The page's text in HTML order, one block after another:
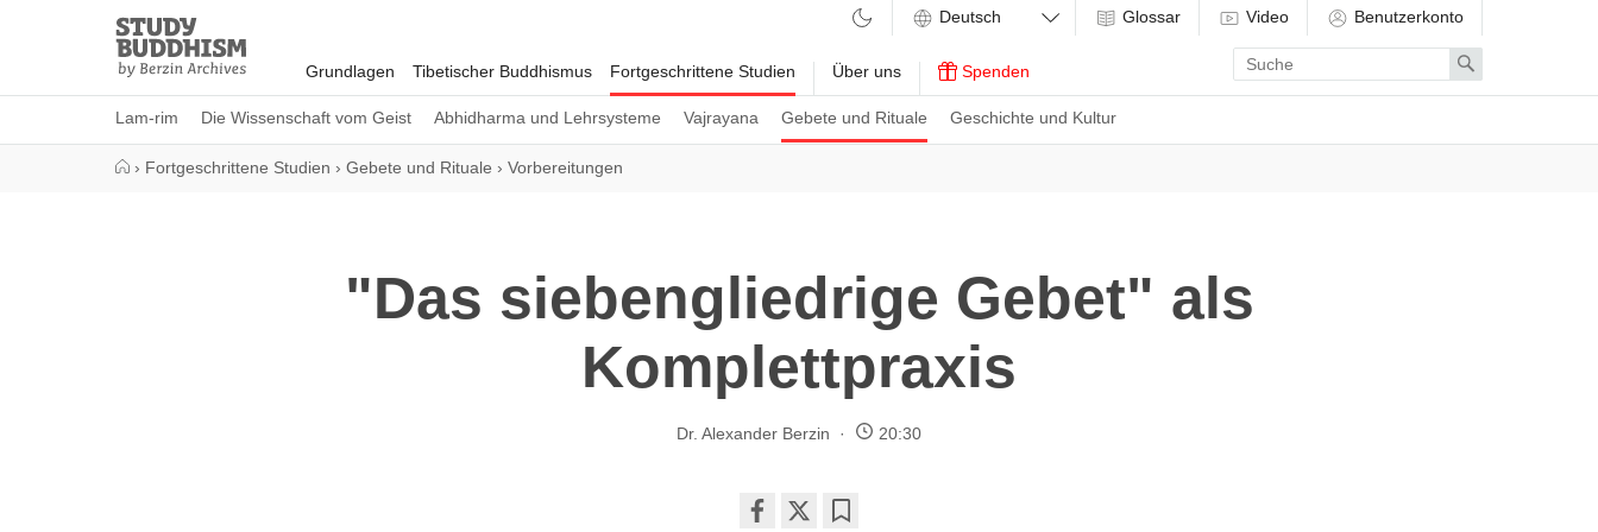
Study
Buddhism
Home
Grundlagen Tibetischer Buddhismus Fortgeschrittene Studien
Lam-rim Die Wissenschaft vom Geist Abhidharma und Lehrsysteme Vajrayana Gebete und Rituale Geschichte und Kultur
Über uns Spenden
Glossar Video Benutzerkonto
Enter
search
term
Search
› Fortgeschrittene Studien › Gebete und Rituale › Vorbereitungen
"Das siebengliedrige Gebet" als
Komplettpraxis
Dr. Alexander Berzin 20:30